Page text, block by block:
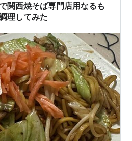
関西焼そば専門店用なるも
理してみた